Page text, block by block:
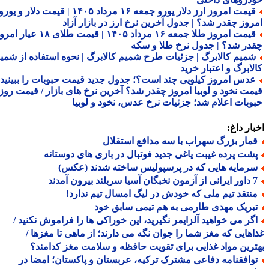
قیمت امروز ارز دلار یورو جمعه ۱۶ مرداد ۱۴۰۵ | قیمت دلار و یورو
چقدر شد؟ | جدول آخرین نرخ ارز در بازار آزاد
قیمت امروز طلا جمعه ۱۶ مرداد ۱۴۰۵ | قیمت طلای ۱۸ عیار امروز
شد؟ | جدول نرخ طلا و سکه
کالابرگ | جزئیات طرح شمیم کالابرگ | نحوه استفاده از شمیم
و اعتبار خرید
امروز کیلویی چند است؟؛ جدول جدید قیمت حبوبات را ببینید /
نخود و لوبیا امروز چقدر شد؟ آخرین نرخ های بازار / قیمت روز
اعلام شد؛ جزئیات نرخ عدس، نخود و لوبیا
داغ:
بزرگ سهراب با سه مدافع استقلال
پرده غیبت یاغی جدید فوتبال در بازی های دوستانه
هایی که در پرسپولیس ساخته شدند (عکس)
تیم ملی که خودش در لیگ امسال تیم ندارد!
مهدی طارمی به هم تیمی سابق خود
می خواهید آلزایمر نگیرید، این خوراکی ها را فراموش نکنید /
که مغز شما را جوان نگه می دارند؛ از ماهی تا مغزها /
مواد غذایی برای تقویت حافظه و سلامت مغز کدامند؟
دفاعی مشترک ترکیه، عربستان و پاکستان؛ امضا در